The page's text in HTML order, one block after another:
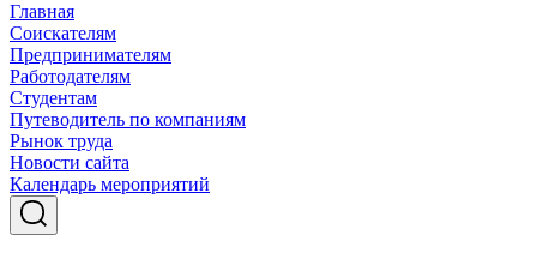
Главная
Соискателям
Предпринимателям
Работодателям
Студентам
Путеводитель по компаниям
Рынок труда
Новости сайта
Календарь мероприятий